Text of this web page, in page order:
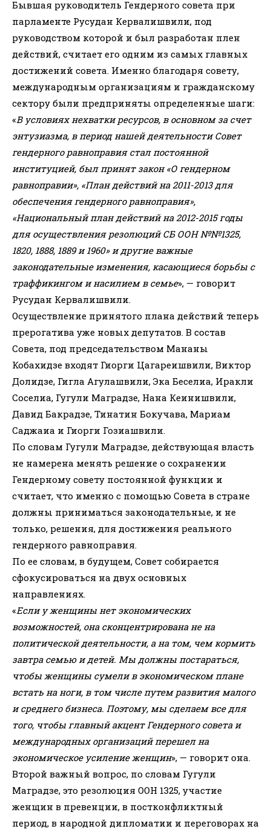
Бывшая руководитель Гендерного совета при
парламенте Русудан Кервалишвили, под
руководством которой и был разработан плен
действий, считает его одним из самых главных
достижений совета. Именно благодаря совету,
международным организациям и гражданскому
сектору были предприняты определенные шаги:
«В условиях нехватки ресурсов, в основном за счет
энтузиазма, в период нашей деятельности Совет
гендерного равноправия стал постоянной
институцией, был принят закон «О гендерном
равноправии», «План действий на 2011-2013 для
обеспечения гендерного равноправия»,
«Национальный план действий на 2012-2015 годы
для осуществления резолюций СБ ООН №№1325,
1820, 1888, 1889 и 1960» и другие важные
законодательные изменения, касающиеся борьбы с
траффикингом и насилием в семье», — говорит
Русудан Кервалишвили.
Осуществление принятого плана действий теперь
прерогатива уже новых депутатов. В состав
Совета, под председательством Мананы
Кобахидзе входят Гиорги Цагареишвили, Виктор
Долидзе, Гигла Агулашвили, Эка Беселиа, Иракли
Соселиа, Гугули Маградзе, Нана Кеинишвили,
Давид Бакрадзе, Тинатин Бокучава, Мариам
Саджаиа и Гиорги Гозиашвили.
По словам Гугули Маградзе, действующая власть
не намерена менять решение о сохранении
Гендерному совету постоянной функции и
считает, что именно с помощью Совета в стране
должны приниматься законодательные, и не
только, решения, для достижения реального
гендерного равноправия.
По ее словам, в будущем, Совет собирается
сфокусироваться на двух основных
направлениях.
«Если у женщины нет экономических
возможностей, она сконцентрирована не на
политической деятельности, а на том, чем кормить
завтра семью и детей. Мы должны постараться,
чтобы женщины сумели в экономическом плане
встать на ноги, в том числе путем развития малого
и среднего бизнеса. Поэтому, мы сделаем все для
того, чтобы главный акцент Гендерного совета и
международных организаций перешел на
экономическое усиление женщин», — говорит она.
Второй важный вопрос, по словам Гугули
Маградзе, это резолюция ООН 1325, участие
женщин в превенции, в постконфликтный
период, в народной дипломатии и переговорах на